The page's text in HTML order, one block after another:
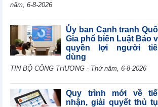
năm, 6-8-2026
Ủy ban Cạnh tranh
Gia phổ biến Luật Bảo
quyền lợi người
dùng
TIN BỘ CÔNG THƯƠNG - Thứ năm, 6-8-2026
Quy trình mới về
nhận, giải quyết thủ